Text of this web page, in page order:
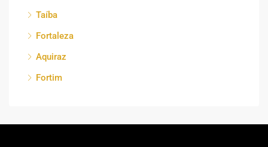
Taíba
Fortaleza
Aquiraz
Fortim